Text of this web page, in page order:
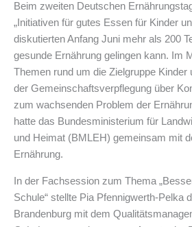
Beim zweiten Deutschen
„Initiativen für gutes Essen für Kinder
diskutierten Anfang Juni mehr als 200
gesunde Ernährung gelingen kann. Im
Themen rund um die Zielgruppe Kinder
der Gemeinschaftsverpflegung über
zum wachsenden Problem der
hatte das Bundesministerium für
und Heimat (BMLEH) gemeinsam mit
Ernährung.
In der Fachsession zum Thema
Schule“ stellte Pia Pfennigwerth-Pelka
Brandenburg mit dem